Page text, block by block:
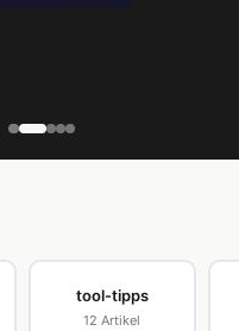
tool-tipps
12 Artikel